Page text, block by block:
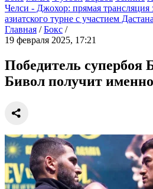
Челси - Джохор: прямая трансляция
азиатского турне с участием
Главная / Бокс /
19 февраля 2025, 17:21
Победитель супербоя
Бивол получит